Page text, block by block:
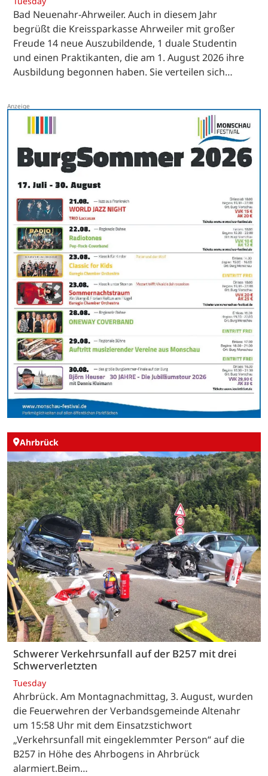
Bad Neuenahr-Ahrweiler. Auch in diesem Jahr
begrüßt die Kreissparkasse Ahrweiler mit großer
Freude 14 neue Auszubildende, 1 duale Studentin
und einen Praktikanten, die am 1. August 2026 ihre
Ausbildung begonnen haben. Sie verteilen sich…
Ahrbrück
Schwerer Verkehrsunfall auf der B257 mit drei
Schwerverletzten
Tuesday
Ahrbrück. Am Montagnachmittag, 3. August, wurden
die Feuerwehren der Verbandsgemeinde Altenahr
um 15:58 Uhr mit dem Einsatzstichwort
„Verkehrsunfall mit eingeklemmter Person“ auf die
B257 in Höhe des Ahrbogens in Ahrbrück
alarmiert.Beim…